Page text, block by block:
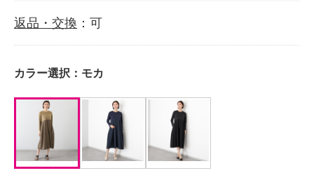
返品・交換 ：可
カラー選択： モカ